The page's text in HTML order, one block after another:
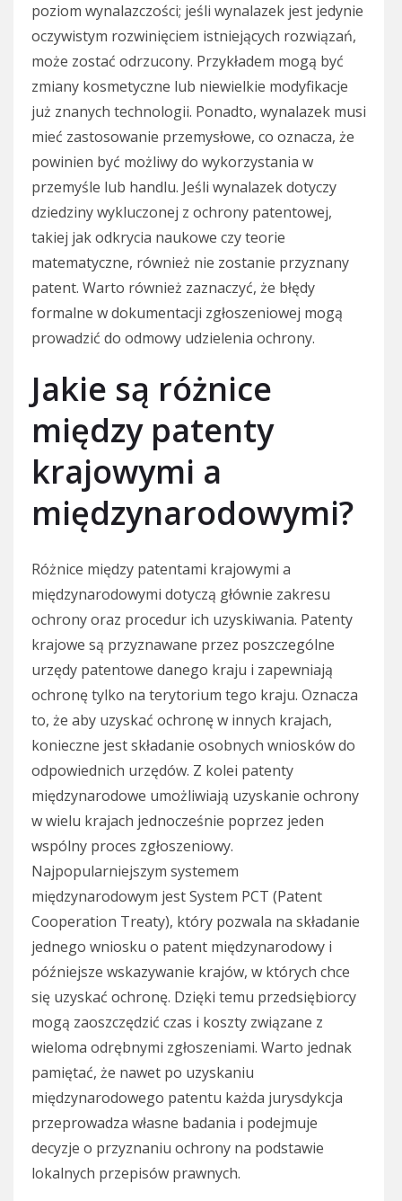
poziom wynalazczości; jeśli wynalazek jest jedynie
oczywistym rozwinięciem istniejących rozwiązań,
może zostać odrzucony. Przykładem mogą być
zmiany kosmetyczne lub niewielkie modyfikacje
już znanych technologii. Ponadto, wynalazek musi
mieć zastosowanie przemysłowe, co oznacza, że
powinien być możliwy do wykorzystania w
przemyśle lub handlu. Jeśli wynalazek dotyczy
dziedziny wykluczonej z ochrony patentowej,
takiej jak odkrycia naukowe czy teorie
matematyczne, również nie zostanie przyznany
patent. Warto również zaznaczyć, że błędy
formalne w dokumentacji zgłoszeniowej mogą
prowadzić do odmowy udzielenia ochrony.
Jakie są różnice
między patenty
krajowymi a
międzynarodowymi?
Różnice między patentami krajowymi a
międzynarodowymi dotyczą głównie zakresu
ochrony oraz procedur ich uzyskiwania. Patenty
krajowe są przyznawane przez poszczególne
urzędy patentowe danego kraju i zapewniają
ochronę tylko na terytorium tego kraju. Oznacza
to, że aby uzyskać ochronę w innych krajach,
konieczne jest składanie osobnych wniosków do
odpowiednich urzędów. Z kolei patenty
międzynarodowe umożliwiają uzyskanie ochrony
w wielu krajach jednocześnie poprzez jeden
wspólny proces zgłoszeniowy.
Najpopularniejszym systemem
międzynarodowym jest System PCT (Patent
Cooperation Treaty), który pozwala na składanie
jednego wniosku o patent międzynarodowy i
późniejsze wskazywanie krajów, w których chce
się uzyskać ochronę. Dzięki temu przedsiębiorcy
mogą zaoszczędzić czas i koszty związane z
wieloma odrębnymi zgłoszeniami. Warto jednak
pamiętać, że nawet po uzyskaniu
międzynarodowego patentu każda jurysdykcja
przeprowadza własne badania i podejmuje
decyzje o przyznaniu ochrony na podstawie
lokalnych przepisów prawnych.